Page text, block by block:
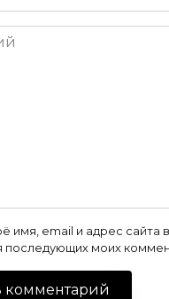
имя, email и адрес сайта
последующих моих